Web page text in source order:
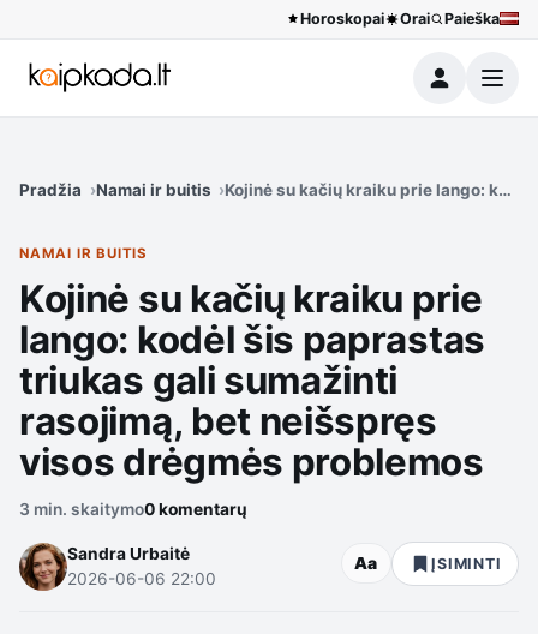
Horoskopai Orai Paieška
Meniu
Pradžia Namai ir buitis Kojinė su kačių kraiku prie lango:
NAMAI IR BUITIS
Kojinė su kačių kraiku prie
lango: kodėl šis paprastas
triukas gali sumažinti
rasojimą, bet neišspręs
visos drėgmės problemos
3 min. skaitymo0 komentarų
Sandra Urbaitė
2026-06-06 22:00
Aa ĮSIMINTI